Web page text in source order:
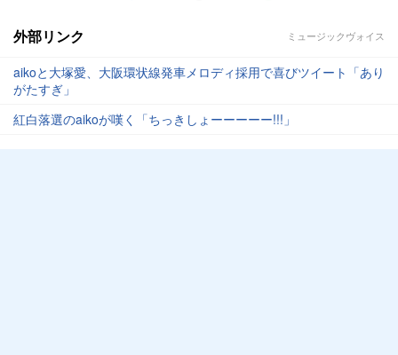
外部リンク ミュージックヴォイス
aikoと大塚愛、大阪環状線発車メロディ採用で喜びツイート「あり
がたすぎ」
紅白落選のaikoが嘆く「ちっきしょーーーーー!!!」